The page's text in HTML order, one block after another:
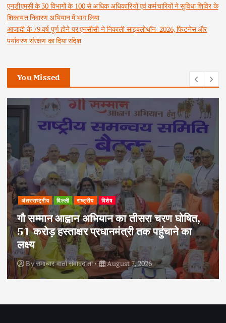
एनडीएमसी के 30 विभागों के 100 से अधिक अधिकारियों एवं कर्मचारियों ने सुविधा शिविर के
शिकायत निवारण अभियान में भाग लिया
आजादी के 79 वर्ष पूर्ण होने पर एनसीसी ने निकाली साइक्लोथॉन-2026, फिटनेस और
पर्यावरण संरक्षण का दिया संदेश
You Missed
अपराध दिल्ली राष्ट्रीय
दोहरे हत्याकांड का वांछित आरोपी क्राइम ब्रांच के
हत्थे चढ़ा, नौ आपराधिक मामलों में रहा है शामिल
Byसमाचार वार्ता संवाददाता August 6, 2026